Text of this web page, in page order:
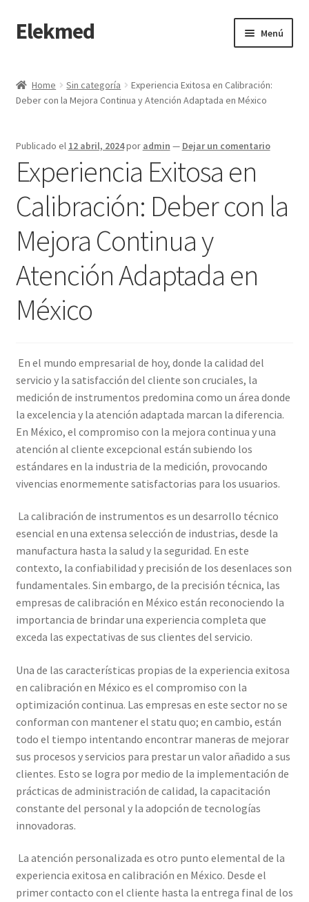
Saltar
a
Ir
al
Elekmed Menú
¿Por Qué Elegir a Elekmed México?
¿Qué es un amperímetro de gancho y cuál es su función
¿Qué es un Amperímetro y Cuál es su Función Principal?
¿Qué es un medidor de tierras y cuál es su función Principal?
¿Qué es un multímetro y cuál es su función Principal?
¿Qué es un osciloscopio y cuál es su función Principal?
Calibración de Amperímetros – Elekmed México
Calibración de Medidores de Resistencia – Elekmed México
Calibración de Multímetros – Elekmed México
Calibración de Osciloscopios – Elekmed México
Carrito
Finalizar compra
Medidor de tierras con certificado de calibración
Mi cuenta
Multímetro con certificado de calibración
Nuestra Misión en Elekmed México
Osciloscopio con certificado de calibración
Productos calibrados con certificado de Calibración
Servicios de calibración eléctrica
Sobre Nosotros – Elekmed México
Soporte
Home Sin categoría
Experiencia Exitosa en Calibración:
Deber con la Mejora Continua y Atención Adaptada en México
Publicado el 12 abril, 2024por admin — Dejar un comentario
Experiencia Exitosa en
Calibración: Deber con la
Mejora Continua y
Atención Adaptada en
México
En el mundo empresarial de hoy, donde la calidad del
servicio y la satisfacción del cliente son cruciales, la
medición de instrumentos predomina como un área donde
la excelencia y la atención adaptada marcan la diferencia.
En México, el compromiso con la mejora continua y una
atención al cliente excepcional están subiendo los
estándares en la industria de la medición, provocando
vivencias enormemente satisfactorias para los usuarios.
La calibración de instrumentos es un desarrollo técnico
esencial en una extensa selección de industrias, desde la
manufactura hasta la salud y la seguridad. En este
contexto, la confiabilidad y precisión de los desenlaces son
fundamentales. Sin embargo, de la precisión técnica, las
empresas de calibración en México están reconociendo la
importancia de brindar una experiencia completa que
exceda las expectativas de sus clientes del servicio.
Una de las características propias de la experiencia exitosa
en calibración en México es el compromiso con la
optimización continua. Las empresas en este sector no se
conforman con mantener el statu quo; en cambio, están
todo el tiempo intentando encontrar maneras de mejorar
sus procesos y servicios para prestar un valor añadido a sus
clientes. Esto se logra por medio de la implementación de
prácticas de administración de calidad, la capacitación
constante del personal y la adopción de tecnologías
innovadoras.
La atención personalizada es otro punto elemental de la
experiencia exitosa en calibración en México. Desde el
primer contacto con el cliente hasta la entrega final de los